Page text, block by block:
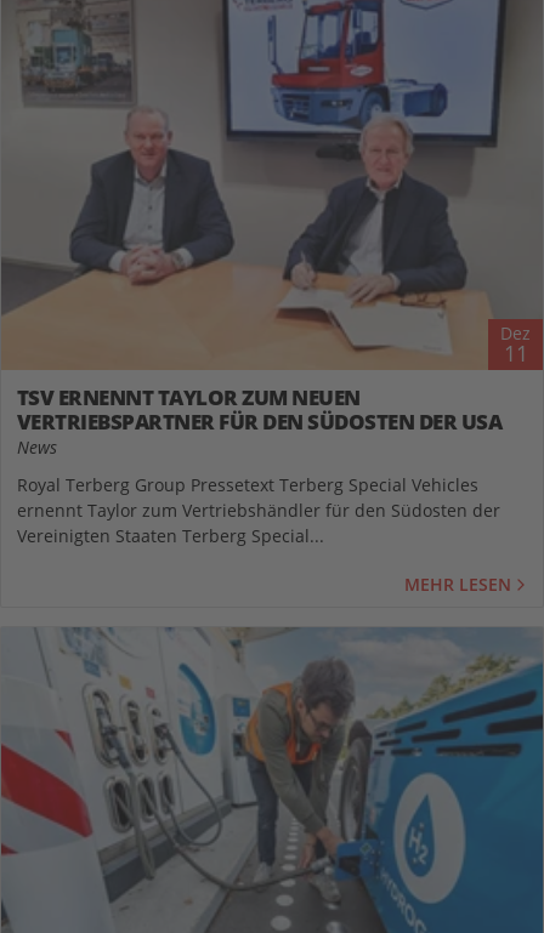
Dez
11
TSV ERNENNT TAYLOR ZUM NEUEN
VERTRIEBSPARTNER FÜR DEN SÜDOSTEN DER USA
News
Royal Terberg Group Pressetext Terberg Special Vehicles
ernennt Taylor zum Vertriebshändler für den Südosten der
Vereinigten Staaten Terberg Special...
MEHR LESEN